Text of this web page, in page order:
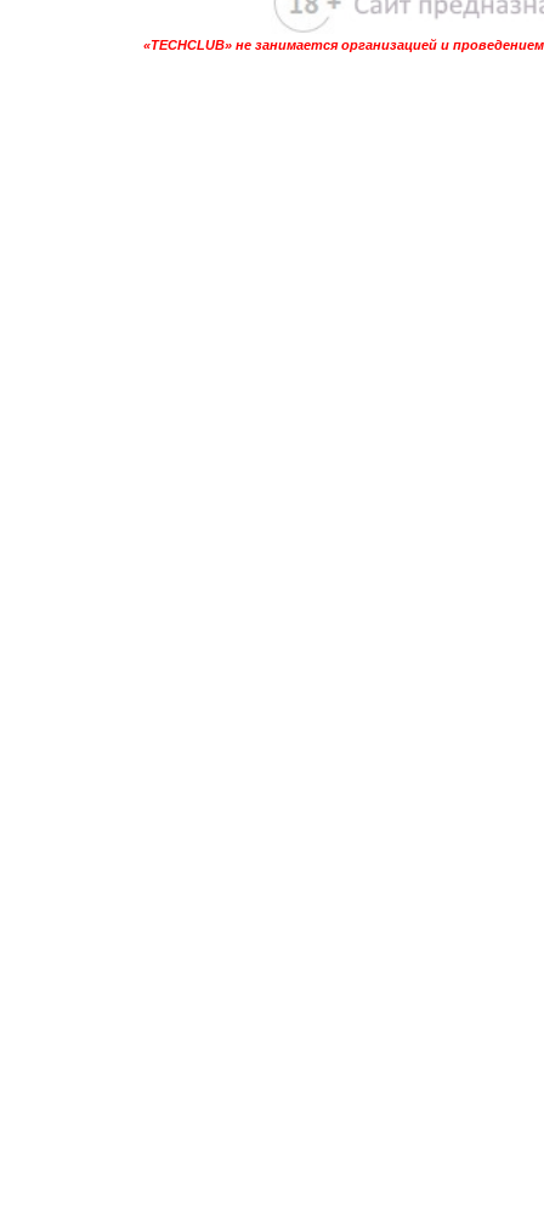
«TECHCLUB» не занимается организацией и